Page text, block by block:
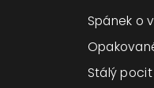
Spánek o
Stálý